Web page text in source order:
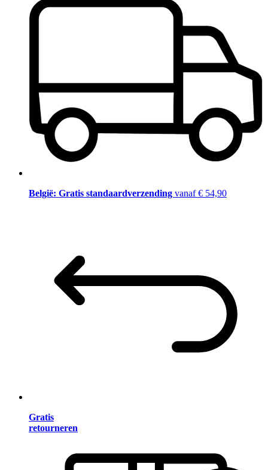
België: Gratis standaardverzending vanaf € 54,90
Gratis
retourneren